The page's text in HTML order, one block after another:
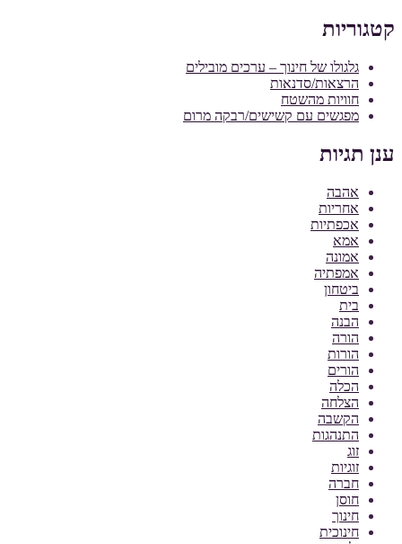
קטגוריות
גלגולו של חינוך – ערכים מובילים
הרצאות/סדנאות
חוויות מהשטח
מפגשים עם קשישים/רבקה מרום
ענן תגיות
אהבה
אחריות
אכפתיות
אמא
אמונה
אמפתיה
ביטחון
בית
הבנה
הורה
הורות
הורים
הכלה
הצלחה
הקשבה
התנהגות
זוג
זוגיות
חברה
חוסן
חינוך
חינוכית